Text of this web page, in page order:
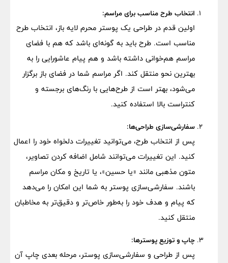
انتخاب طرح مناسب برای مراسم:
اولین قدم در طراحی یک پوستر محرم لایه باز، انتخاب طرح
مناسب است. طرح باید به گونه‌ای باشد که هم با فضای
مراسم هم‌خوانی داشته باشد و هم پیام عاشورایی را به
بهترین نحو منتقل کند. اگر مراسم شما در فضای باز برگزار
می‌شود، بهتر است از طرح‌هایی با رنگ‌های برجسته و
کنتراست بالا استفاده کنید.
سفارشی‌سازی طراحی‌ها:
پس از انتخاب طرح، می‌توانید تغییرات دلخواه خود را اعمال
کنید. این تغییرات می‌توانند شامل اضافه کردن تصاویر،
متون مذهبی مانند «یا حسین»، یا تاریخ و مکان مراسم
باشند. سفارشی‌سازی پوستر به شما این امکان را می‌دهد
که پیام و هدف خود را به‌طور خاص‌تر و دقیق‌تر به مخاطبان
منتقل کنید.
چاپ و توزیع پوسترها:
پس از طراحی و سفارشی‌سازی پوستر، مرحله بعدی چاپ آن